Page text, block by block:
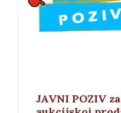
JAVNI POZIV